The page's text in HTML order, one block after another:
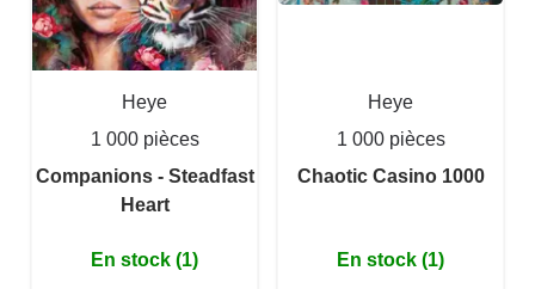
Heye
1 000 pièces
Companions - Steadfast
Heart
En stock (1)
Heye
1 000 pièces
Chaotic Casino 1000
En stock (1)